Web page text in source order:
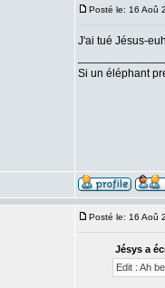
Posté le: 16 Aoû
J'ai tué Jésus-
Si un éléphant
Posté le: 16 Aoû
Jésys a
Edit : Ah